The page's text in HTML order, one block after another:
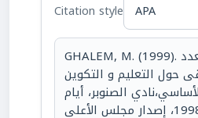
Citation style
GHALEM, M. (1999). دفاتر المجلس، العدد
حول التعليم و التكوين
الصنوبر، أيام
8،9،10 ديسمبر 1998، إصدار مجلس الأعلى